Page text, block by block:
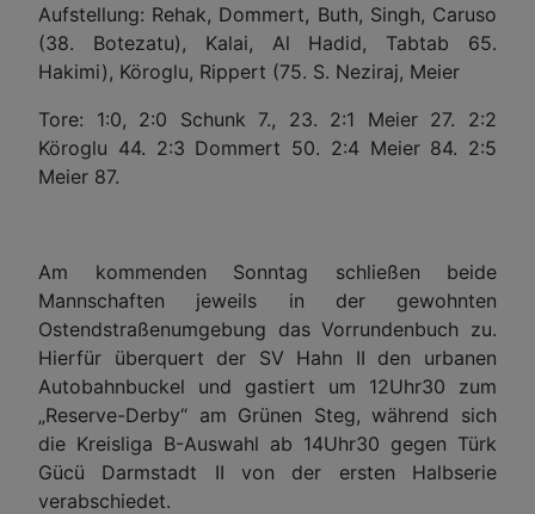
Aufstellung: Rehak, Dommert, Buth, Singh, Caruso
(38. Botezatu) , Kalai, Al Hadid, Tabtab 65.
Hakimi), Köroglu, Rippert (75. S. Neziraj, Meier
Tore: 1:0, 2:0 Schunk 7., 23. 2:1 Meier 27. 2:2
Köroglu 44. 2:3 Dommert 50. 2:4 Meier 84. 2:5
Meier 87.
Am kommenden Sonntag schließen beide
Mannschaften jeweils in der gewohnten
Ostendstraßenumgebung das Vorrundenbuch zu.
Hierfür überquert der SV Hahn II den urbanen
Autobahnbuckel und gastiert um 12Uhr30 zum
„Reserve-Derby“ am Grünen Steg, während sich
die Kreisliga B-Auswahl ab 14Uhr30 gegen Türk
Gücü Darmstadt II von der ersten Halbserie
verabschiedet.